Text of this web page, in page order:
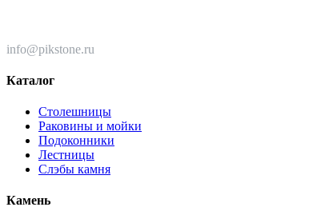
info@pikstone.ru
Каталог
Столешницы
Раковины и мойки
Подоконники
Лестницы
Слэбы камня
Камень